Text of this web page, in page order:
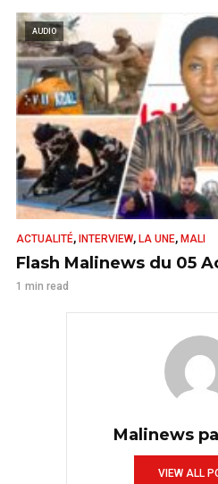
AUDIO
ACTUALITÉ, INTERVIEW, LA UNE, MALI
Flash Malinews du 05
1 min read
Malinews
VIEW ALL